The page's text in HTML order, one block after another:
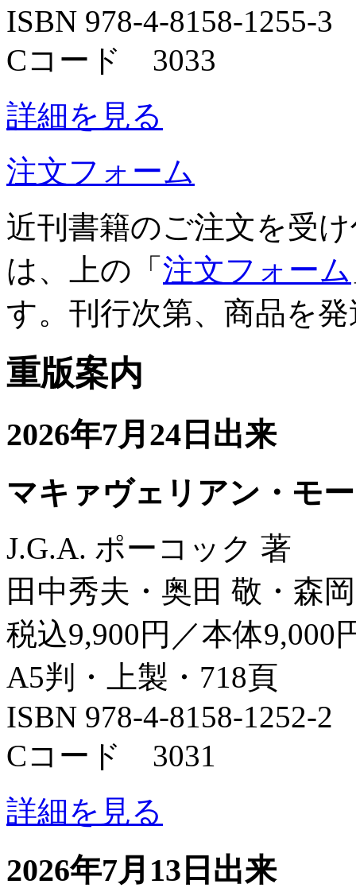
ISBN 978-4-8158-1255-3
Cコード 3033
詳細を見る
注文フォーム
近刊書籍のご注文を受
は、上の「 注文フォーム
す。刊行次第、商品を
重版案内
2026年7月24日出来
マキァヴェリアン・モ
J.G.A. ポーコック 著
田中秀夫・奥田 敬・森
税込9,900円／本体9,000
A5判・上製・718頁
ISBN 978-4-8158-1252-2
Cコード 3031
詳細を見る
2026年7月13日出来